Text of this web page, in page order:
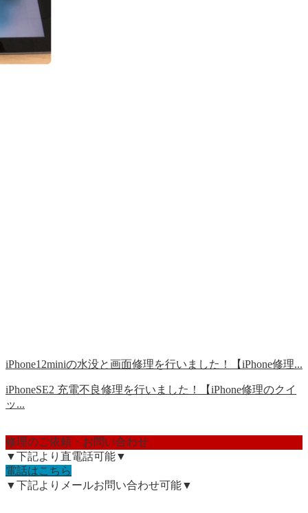
iPhone12miniの水没と画面修理を行いました！【iPhone修理...
iPhoneSE2 充電不良修理を行いました！【iPhone修理のクイ
ッ...
修理のご依頼・お問い合わせ
▼下記より直電話可能▼
電話はこちら
▼下記よりメールお問い合わせ可能▼